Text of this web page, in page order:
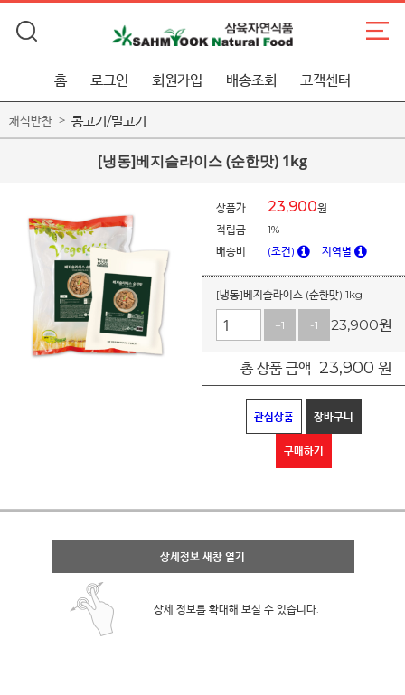
홈 로그인 회원가입 배송조회 고객센터
채식반찬 콩고기/밀고기
[냉동]베지슬라이스 (순한맛) 1kg
상품가 23,900원
적립금
1%
배송비
(조건) 지역별
[냉동]베지슬라이스 (순한맛) 1kg
+1 -1 23,900원
총 상품 금액 23,900 원
관심상품 장바구니
구매하기
상세정보 새창 열기
상세 정보를 확대해 보실 수 있습니다.